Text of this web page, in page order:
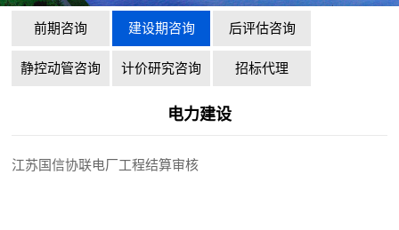
前期咨询 建设期咨询 后评估咨询
静控动管咨询 计价研究咨询 招标代理
电力建设
江苏国信协联电厂工程结算审核